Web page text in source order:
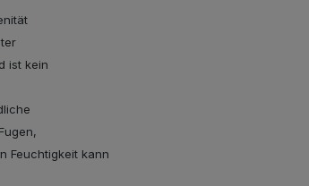
ist kein
Feuchtigkeit kann